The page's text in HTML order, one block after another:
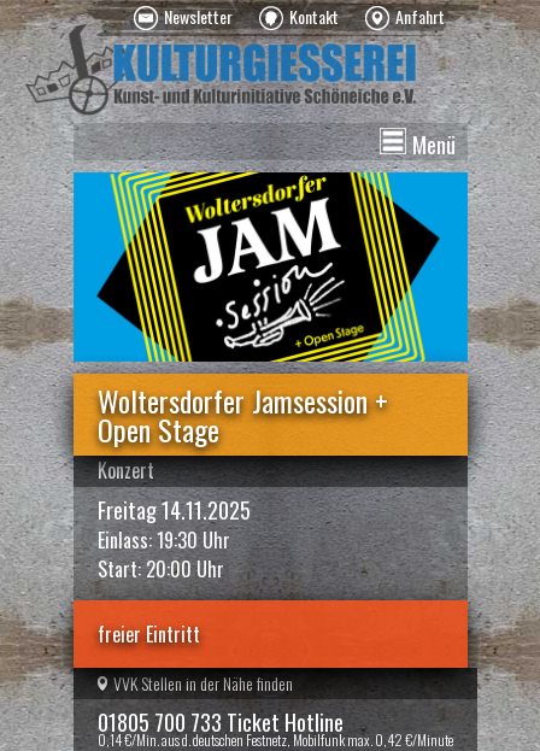
Newsletter Kontakt Anfahrt
Menü
News
Veranstaltungen
Kurse
Vermietung
Über uns
Spenden
Woltersdorfer Jamsession +
Open Stage
Konzert
Freitag 14.11.2025
Einlass: 19:30 Uhr
Start: 20:00 Uhr
freier Eintritt
VVK Stellen in der Nähe finden
01805 700 733 Ticket Hotline
0,14 €/Min. aus d. deutschen Festnetz, Mobilfunk max. 0,42 €/Minute